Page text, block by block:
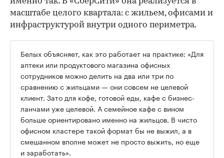
масштабе целого квартала: с жильем, офисами и
инфраструктурой внутри одного периметра.
Белых объясняет, как это работает на практике: «Для
аптеки или продуктового магазина офисных
сотрудников можно делить на два или три по
сравнению с жильцами — они совсем не целевой
клиент. Зато для кофе, готовой еды, кафе с бизнес-
ланчами уже целевой. А семейное кафе с вином
больше ориентировано именно на жильцов. В чисто
офисном кластере такой формат бы не выжил, а в
смешанном вполне может не просто выжить, но еще
и заработать».